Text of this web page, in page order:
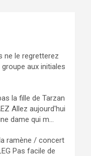
ne le regretterez
aux initiales
la fille de Tarzan
Allez aujourd'hui
dame qui m...
ramène / concert
Pas facile de